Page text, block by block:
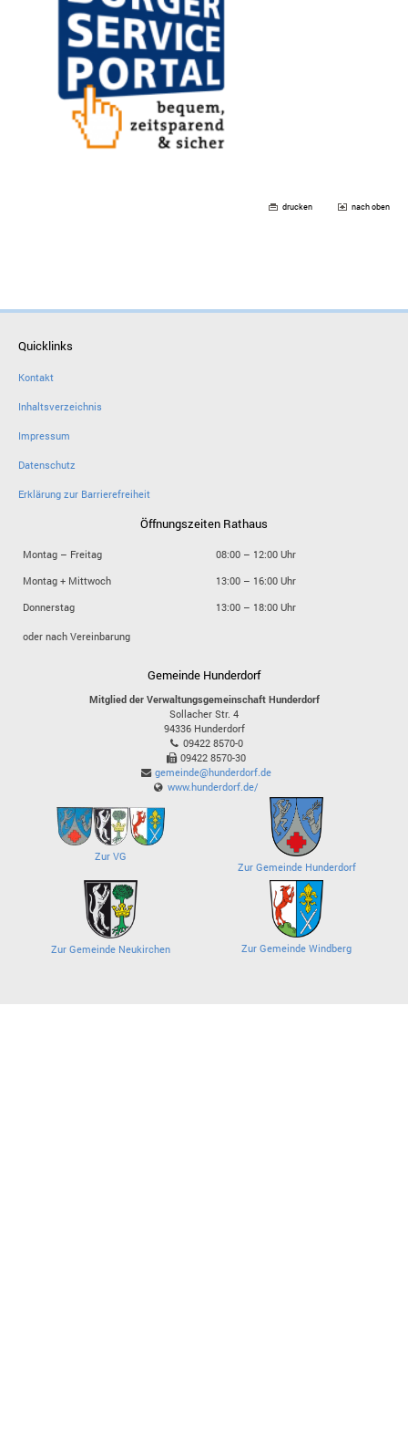
drucken nach oben
Quicklinks
Kontakt
Inhaltsverzeichnis
Impressum
Datenschutz
Erklärung zur Barrierefreiheit
Öffnungszeiten Rathaus
Montag – Freitag
08:00 – 12:00 Uhr
Montag + Mittwoch
13:00 – 16:00 Uhr
Donnerstag
13:00 – 18:00 Uhr
oder nach Vereinbarung
Gemeinde Hunderdorf
Mitglied der Verwaltungsgemeinschaft Hunderdorf
Sollacher Str. 4
94336 Hunderdorf
09422 8570-0
09422 8570-30
gemeinde@hunderdorf.de
www.hunderdorf.de/
Zur VG
Zur Gemeinde Hunderdorf
Zur Gemeinde Neukirchen Zur Gemeinde Windberg